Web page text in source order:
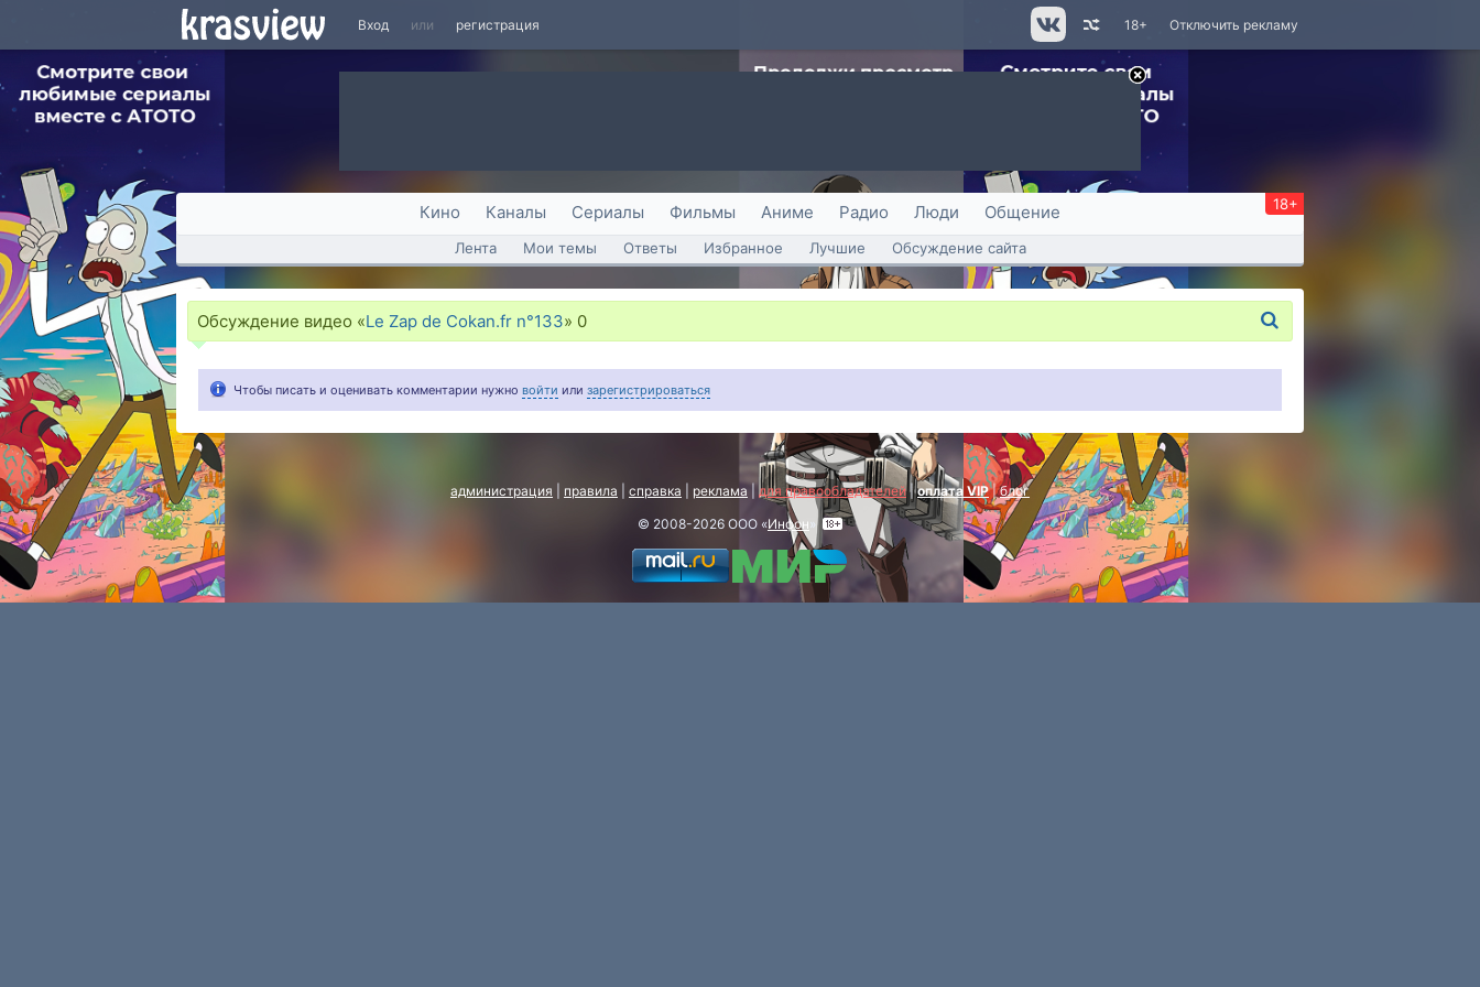
Вход или регистрация Отключить рекламу
18+
Кино Каналы Сериалы Фильмы Аниме Радио Люди Общение 18+
Лента Мои темы Ответы Избранное Лучшие Обсуждение сайта
Обсуждение видео «Le Zap de Cokan.fr n°133» 0
Чтобы писать и оценивать комментарии нужно войти или зарегистрироваться
администрация правила справка реклама для правообладателей|оплата VIP|блог
© 2008-2026 ООО «Инфон»